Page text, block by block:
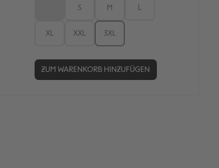
S M
XL XXL 3XL
ZUM WARENKORB HINZUFÜGEN